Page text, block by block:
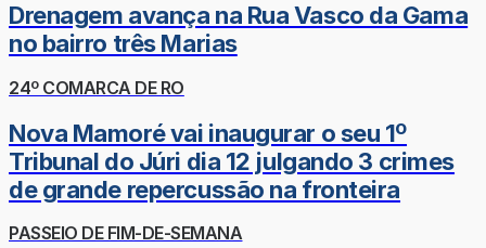
Drenagem avança na Rua Vasco da Gama
no bairro três Marias
24º COMARCA DE RO
Nova Mamoré vai inaugurar o seu 1º
Tribunal do Júri dia 12 julgando 3 crimes
de grande repercussão na fronteira
PASSEIO DE FIM-DE-SEMANA